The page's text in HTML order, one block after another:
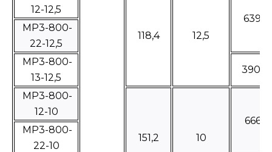
12-12,5
118,4 12,5
63945
МР3-800-
22-12,5
МР3-800-
13-12,5
МР3-800-
12-10
151,2 10
66610
МР3-800-
22-10